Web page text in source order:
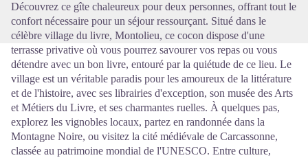
Découvrez ce gîte chaleureux pour deux personnes, offrant tout le
confort nécessaire pour un séjour ressourçant. Situé dans le
célèbre village du livre, Montolieu, ce cocon dispose d'une
terrasse privative où vous pourrez savourer vos repas ou vous
détendre avec un bon livre, entouré par la quiétude de ce lieu. Le
village est un véritable paradis pour les amoureux de la littérature
et de l'histoire, avec ses librairies d'exception, son musée des Arts
et Métiers du Livre, et ses charmantes ruelles. À quelques pas,
explorez les vignobles locaux, partez en randonnée dans la
Montagne Noire, ou visitez la cité médiévale de Carcassonne,
classée au patrimoine mondial de l'UNESCO. Entre culture,